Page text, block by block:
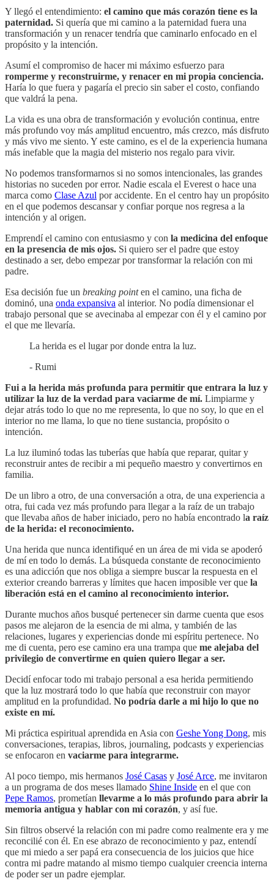
Y llegó el entendimiento: el camino que más corazón tiene es la
paternidad. Si quería que mi camino a la paternidad fuera una
transformación y un renacer tendría que caminarlo enfocado en el
propósito y la intención.
Asumí el compromiso de hacer mi máximo esfuerzo para
romperme y reconstruirme, y renacer en mi propia conciencia.
Haría lo que fuera y pagaría el precio sin saber el costo, confiando
que valdrá la pena.
La vida es una obra de transformación y evolución continua, entre
más profundo voy más amplitud encuentro, más crezco, más disfruto
y más vivo me siento. Y este camino, es el de la experiencia humana
más inefable que la magia del misterio nos regalo para vivir.
No podemos transformarnos si no somos intencionales, las grandes
historias no suceden por error. Nadie escala el Everest o hace una
marca como Clase Azul por accidente. En el centro hay un propósito
en el que podemos descansar y confiar porque nos regresa a la
intención y al origen.
Emprendí el camino con entusiasmo y con la medicina del enfoque
en la presencia de mis ojos. Si quiero ser el padre que estoy
destinado a ser, debo empezar por transformar la relación con mi
padre.
Esa decisión fue un breaking pointen el camino, una ficha de
dominó, una onda expansiva al interior. No podía dimensionar el
trabajo personal que se avecinaba al empezar con él y el camino por
el que me llevaría.
La herida es el lugar por donde entra la luz.
- Rumi
Fui a la herida más profunda para permitir que entrara la luz y
utilizar la luz de la verdad para vaciarme de mí. Limpiarme y
dejar atrás todo lo que no me representa, lo que no soy, lo que en el
interior no me llama, lo que no tiene sustancia, propósito o
intención.
La luz iluminó todas las tuberías que había que reparar, quitar y
reconstruir antes de recibir a mi pequeño maestro y convertirnos en
familia.
De un libro a otro, de una conversación a otra, de una experiencia a
otra, fui cada vez más profundo para llegar a la raíz de un trabajo
que llevaba años de haber iniciado, pero no había encontrado la raíz
de la herida: el reconocimiento.
Una herida que nunca identifiqué en un área de mi vida se apoderó
de mí en todo lo demás. La búsqueda constante de reconocimiento
es una adicción que nos obliga a siempre buscar la respuesta en el
exterior creando barreras y límites que hacen imposible ver que la
liberación está en el camino al reconocimiento interior.
Durante muchos años busqué pertenecer sin darme cuenta que esos
pasos me alejaron de la esencia de mi alma, y también de las
relaciones, lugares y experiencias donde mi espíritu pertenece. No
me di cuenta, pero ese camino era una trampa que me alejaba del
privilegio de convertirme en quien quiero llegar a ser.
Decidí enfocar todo mi trabajo personal a esa herida permitiendo
que la luz mostrará todo lo que había que reconstruir con mayor
amplitud en la profundidad. No podría darle a mi hijo lo que no
existe en mí.
Mi práctica espiritual aprendida en Asia con Geshe Yong Dong, mis
conversaciones, terapias, libros, journaling, podcasts y experiencias
se enfocaron en vaciarme para integrarme.
Al poco tiempo, mis hermanos José Casas y José Arce, me invitaron
a un programa de dos meses llamado Shine Inside en el que con
Pepe Ramos, prometían llevarme a lo más profundo para abrir la
memoria antigua y hablar con mi corazón, y así fue.
Sin filtros observé la relación con mi padre como realmente era y me
reconcilié con él. En ese abrazo de reconocimiento y paz, entendí
que mi miedo a ser papá era consecuencia de los juicios que hice
contra mi padre matando al mismo tiempo cualquier creencia interna
de poder ser un padre ejemplar.